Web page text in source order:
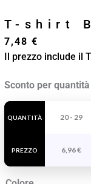
T-shirt
7,48 €
Il prezzo include il
Sconto per quantità
QUANTITÀ
PREZZO
20 - 29
6,96€
T-
shirt
Baby